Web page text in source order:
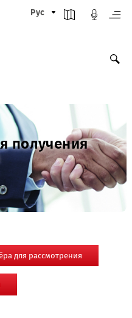
Рус
получения
для рассмотрения